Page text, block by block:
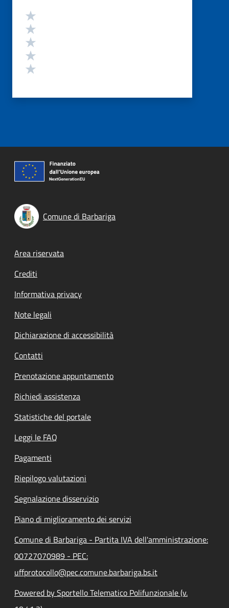
Valutazione
Comune di Barbariga
Footer menu
Area riservata
Crediti
Informativa privacy
Note legali
Dichiarazione di accessibilità
Contatti
Prenotazione appuntamento
Richiedi assistenza
Statistiche del portale
Leggi le FAQ
Pagamenti
Riepilogo valutazioni
Segnalazione disservizio
Piano di miglioramento dei servizi
Comune di Barbariga - Partita IVA dell'amministrazione:
00727070989 - PEC:
uffprotocollo@pec.comune.barbariga.bs.it
Powered by Sportello Telematico Polifunzionale (v.